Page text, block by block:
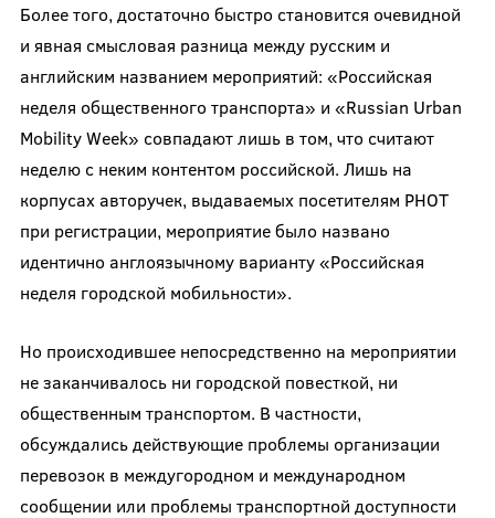
Более того, достаточно быстро становится очевидной
и явная смысловая разница между русским и
английским названием мероприятий: «Российская
неделя общественного транспорта» и «Russian Urban
Mobility Week» совпадают лишь в том, что считают
неделю с неким контентом российской. Лишь на
корпусах авторучек, выдаваемых посетителям РНОТ
при регистрации, мероприятие было названо
идентично англоязычному варианту «Российская
неделя городской мобильности».
Но происходившее непосредственно на мероприятии
не заканчивалось ни городской повесткой, ни
общественным транспортом. В частности,
обсуждались действующие проблемы организации
перевозок в междугородном и международном
сообщении или проблемы транспортной доступности